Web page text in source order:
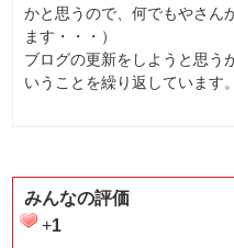
かと思うので、何でもやさん
ます・・・）
ブログの更新をしようと思う
いうことを繰り返しています
みんなの評価
+1